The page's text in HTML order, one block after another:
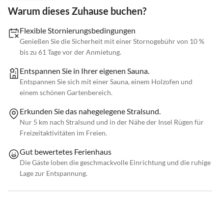
Warum dieses Zuhause buchen?
Flexible Stornierungsbedingungen
Genießen Sie die Sicherheit mit einer Stornogebühr von 10 %
bis zu 61 Tage vor der Anmietung.
Entspannen Sie in Ihrer eigenen Sauna.
Entspannen Sie sich mit einer Sauna, einem Holzofen und
einem schönen Gartenbereich.
Erkunden Sie das nahegelegene Stralsund.
Nur 5 km nach Stralsund und in der Nähe der Insel Rügen für
Freizeitaktivitäten im Freien.
Gut bewertetes Ferienhaus
Die Gäste loben die geschmackvolle Einrichtung und die ruhige
Lage zur Entspannung.